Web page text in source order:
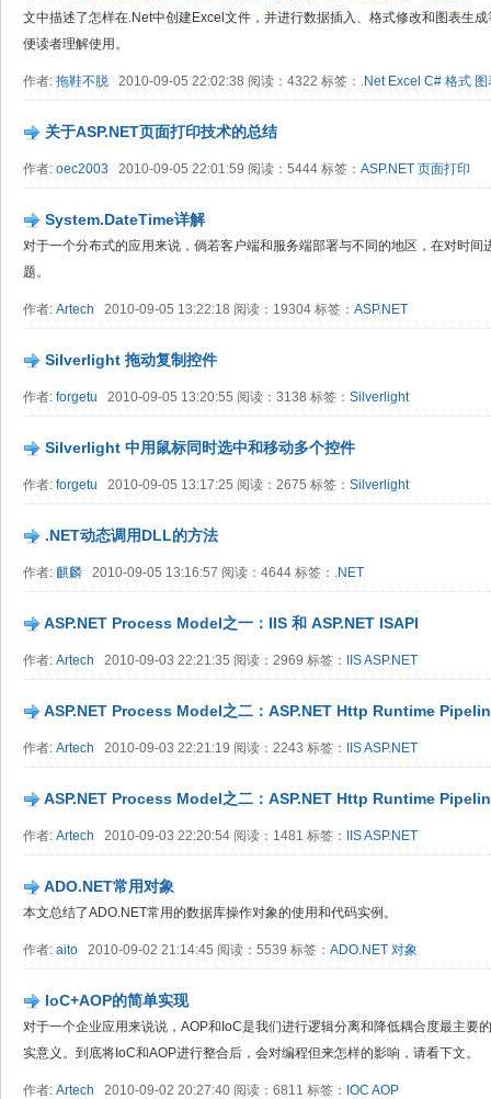
文中描述了怎样在.Net中创建Excel文件，并进行数据插入、格式修改和图表生
便读者理解使用。
作者: 拖鞋不脱 2010-09-05 22:02:38 阅读：4322 标签： .Net Excel C# 格式
关于ASP.NET页面打印技术的总结
作者: oec2003 2010-09-05 22:01:59 阅读：5444 标签： ASP.NET 页面打印
System.DateTime详解
对于一个分布式的应用来说，倘若客户端和服务端部署与不同的地区，在对时间
题。
作者: Artech 2010-09-05 13:22:18 阅读：19304 标签： ASP.NET
Silverlight 拖动复制控件
作者: forgetu 2010-09-05 13:20:55 阅读：3138 标签： Silverlight
Silverlight 中用鼠标同时选中和移动多个控件
作者: forgetu 2010-09-05 13:17:25 阅读：2675 标签： Silverlight
.NET动态调用DLL的方法
作者: 麒麟 2010-09-05 13:16:57 阅读：4644 标签： .NET
ASP.NET Process Model之一：IIS 和 ASP.NET ISAPI
作者: Artech 2010-09-03 22:21:35 阅读：2969 标签： IISASP.NET
ASP.NET Process Model之二：ASP.NET Http Runtime
作者: Artech 2010-09-03 22:21:19 阅读：2243 标签： IISASP.NET
ASP.NET Process Model之二：ASP.NET Http Runtime
作者: Artech 2010-09-03 22:20:54 阅读：1481 标签： IISASP.NET
ADO.NET常用对象
本文总结了ADO.NET常用的数据库操作对象的使用和代码实例。
作者: aito 2010-09-02 21:14:45 阅读：5539 标签： ADO.NET 对象
IoC+AOP的简单实现
对于一个企业应用来说说，AOP和IoC是我们进行逻辑分离和降低耦合度最主要
实意义。到底将IoC和AOP进行整合后，会对编程但来怎样的影响，请看下文。
作者: Artech 2010-09-02 20:27:40 阅读：6811 标签： IOC AOP